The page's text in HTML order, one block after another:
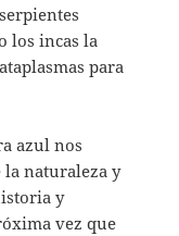
los incas la
para
azul nos
naturaleza y
y
vez que